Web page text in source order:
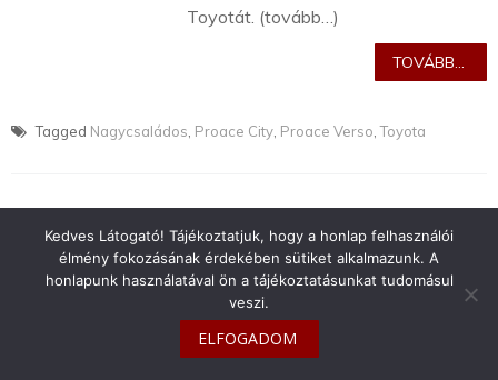
Toyotát. (tovább…)
TOVÁBB...
Tagged Nagycsaládos Proace City Proace Verso ,Toyota
info@toyotaclub.hu
Toyota Klub Magyarország
Kedves Látogató! Tájékoztatjuk, hogy a honlap felhasználói
élmény fokozásának érdekében sütiket alkalmazunk. A
honlapunk használatával ön a tájékoztatásunkat tudomásul
veszi.
ELFOGADOM